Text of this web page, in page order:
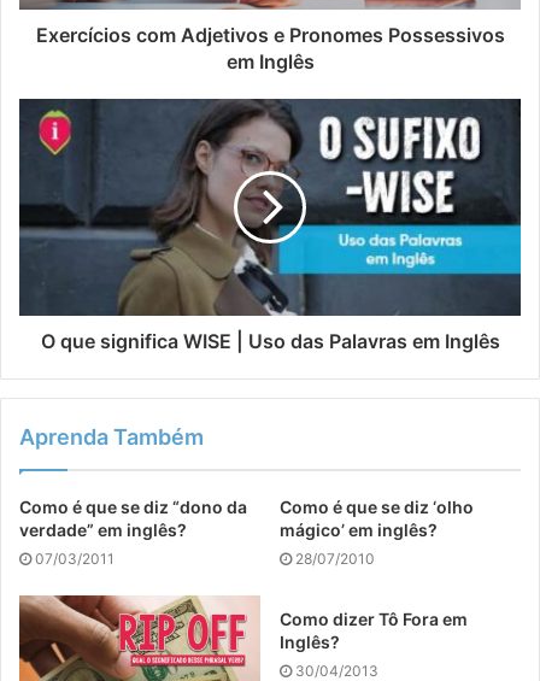
Exercícios com Adjetivos e Pronomes Possessivos
em Inglês
O que significa WISE | Uso das Palavras em Inglês
Aprenda Também
Como é que se diz “dono da
verdade” em inglês?
07/03/2011
Como é que se diz ‘olho
mágico’ em inglês?
28/07/2010
Como dizer Tô Fora em
Inglês?
30/04/2013